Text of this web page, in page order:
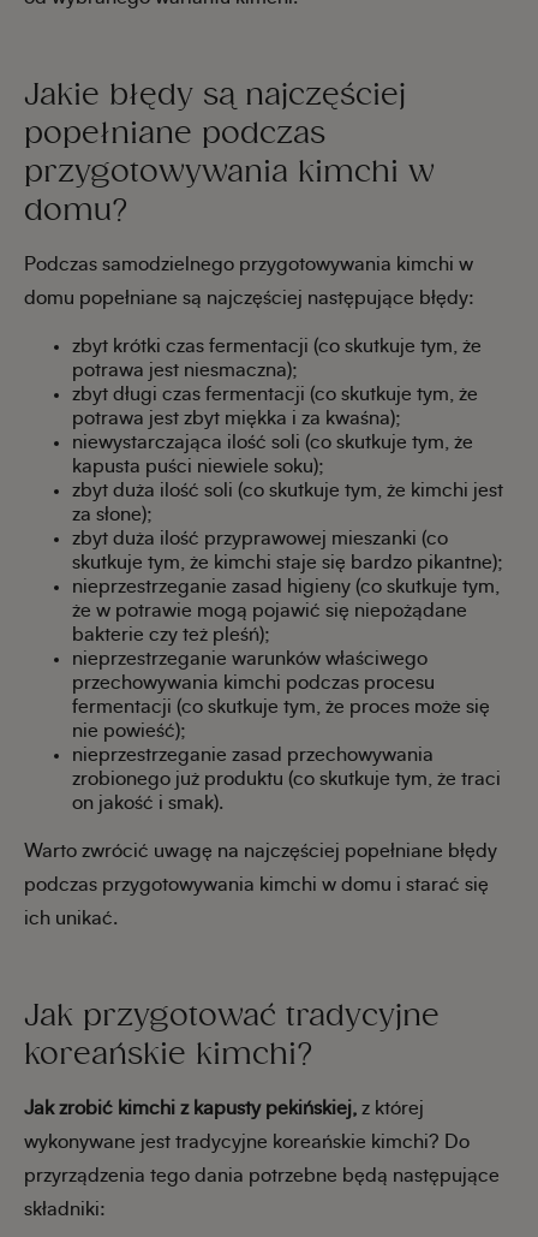
Jakie błędy są najczęściej
popełniane podczas
przygotowywania kimchi w
domu?
Podczas samodzielnego przygotowywania kimchi w
domu popełniane są najczęściej następujące błędy:
zbyt krótki czas fermentacji (co skutkuje tym, że
potrawa jest niesmaczna);
zbyt długi czas fermentacji (co skutkuje tym, że
potrawa jest zbyt miękka i za kwaśna);
niewystarczająca ilość soli (co skutkuje tym, że
kapusta puści niewiele soku);
zbyt duża ilość soli (co skutkuje tym, że kimchi jest
za słone);
zbyt duża ilość przyprawowej mieszanki (co
skutkuje tym, że kimchi staje się bardzo pikantne);
nieprzestrzeganie zasad higieny (co skutkuje tym,
że w potrawie mogą pojawić się niepożądane
bakterie czy też pleśń);
nieprzestrzeganie warunków właściwego
przechowywania kimchi podczas procesu
fermentacji (co skutkuje tym, że proces może się
nie powieść);
nieprzestrzeganie zasad przechowywania
zrobionego już produktu (co skutkuje tym, że traci
on jakość i smak).
Warto zwrócić uwagę na najczęściej popełniane błędy
podczas przygotowywania kimchi w domu i starać się
ich unikać.
Jak przygotować tradycyjne
koreańskie kimchi?
Jak zrobić kimchi z kapusty pekińskiej, z której
wykonywane jest tradycyjne koreańskie kimchi? Do
przyrządzenia tego dania potrzebne będą następujące
składniki: